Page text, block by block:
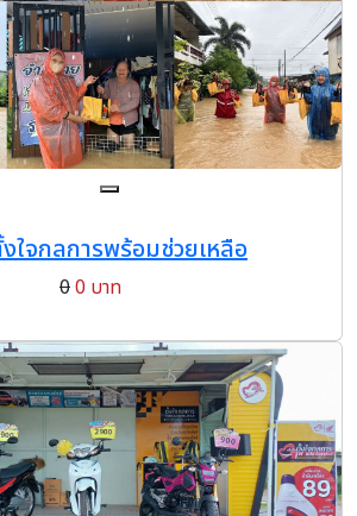
ใจกลการพร้อมช่วยเหลือ
00 บาท